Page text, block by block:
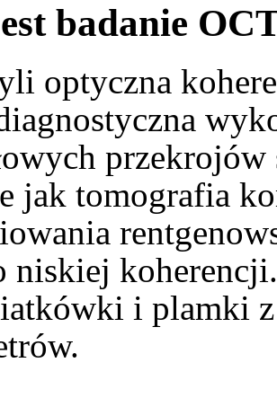
badanie
optyczna
jak tomografia
niskiej
i plamki